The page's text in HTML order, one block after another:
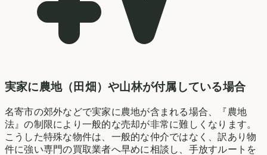
実家に農地（田畑）や山林が付属している場合
名寄市の郊外などで実家に農地が含まれる場合、『農地
法』の制限により一般的な売却が非常に難しくなります。
こうした特殊な物件は、一般的な仲介ではなく、訳あり物
件に強い専門の買取業者へ早めに相談し、手放すルートを